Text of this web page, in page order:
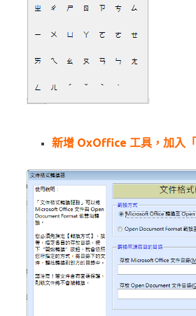
新增 OxOffice 工具，加入「